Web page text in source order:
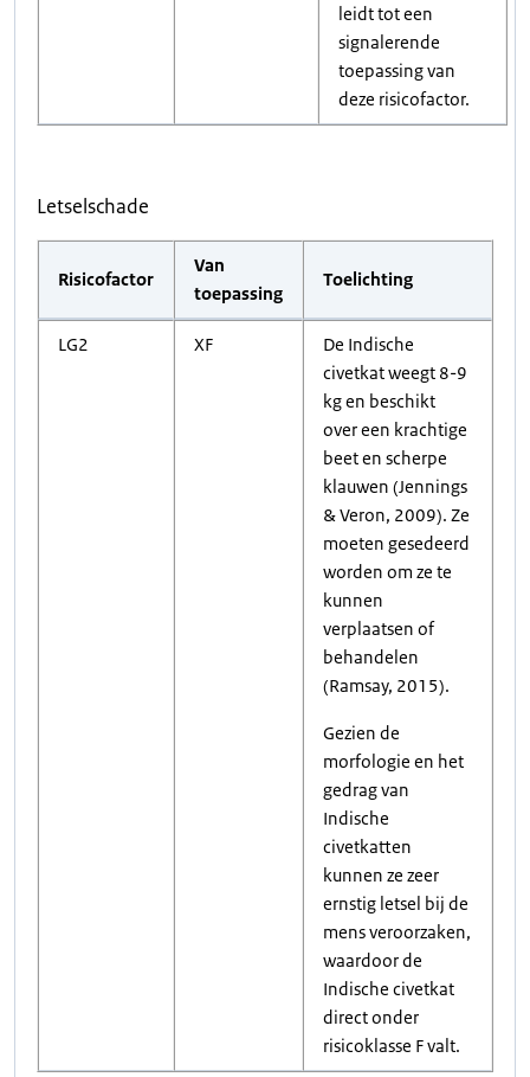
leidt tot een
signalerende
toepassing van
deze risicofactor.
Letselschade
Risicofactor
Van
toepassing
Toelichting
LG2 XF
De Indische
civetkat weegt 8-9
kg en beschikt
over een krachtige
beet en scherpe
klauwen (Jennings
& Veron, 2009). Ze
moeten gesedeerd
worden om ze te
kunnen
verplaatsen of
behandelen
(Ramsay, 2015).
Gezien de
morfologie en het
gedrag van
Indische
civetkatten
kunnen ze zeer
ernstig letsel bij de
mens veroorzaken,
waardoor de
Indische civetkat
direct onder
risicoklasse F valt.